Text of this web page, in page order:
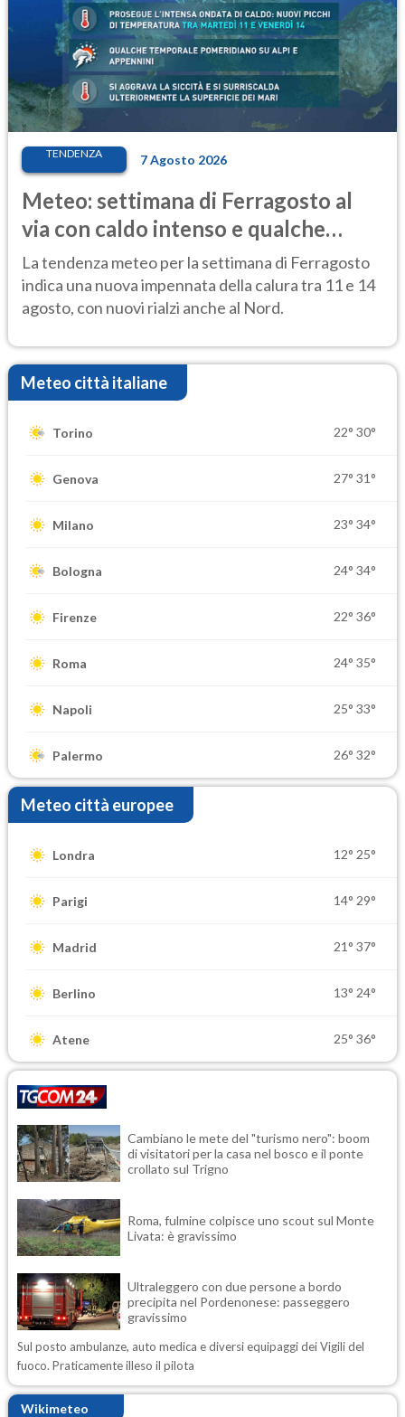
TENDENZA 7 Agosto 2026
Meteo: settimana di Ferragosto al
via con caldo intenso e qualche
temporale
La tendenza meteo per la settimana di Ferragosto
indica una nuova impennata della calura tra 11 e 14
agosto, con nuovi rialzi anche al Nord.
Meteo città italiane
Torino 22° 30°
Genova 27° 31°
Milano 23° 34°
Bologna 24° 34°
Firenze 22° 36°
Roma 24° 35°
Napoli 25° 33°
Palermo 26° 32°
Meteo città europee
Londra 12° 25°
Parigi 14° 29°
Madrid 21° 37°
Berlino 13° 24°
Atene 25° 36°
Cambiano le mete del "turismo nero": boom
di visitatori per la casa nel bosco e il ponte
crollato sul Trigno
Roma, fulmine colpisce uno scout sul Monte
Livata: è gravissimo
Ultraleggero con due persone a bordo
precipita nel Pordenonese: passeggero
gravissimo
Sul posto ambulanze, auto medica e diversi equipaggi dei Vigili del
fuoco. Praticamente illeso il pilota
Wikimeteo